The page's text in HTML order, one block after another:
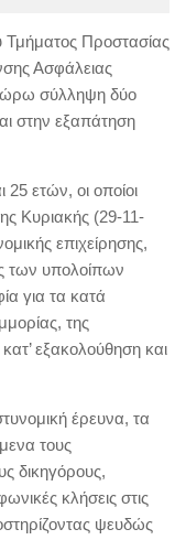
Τμήματος Προστασίας
Ασφάλειας
σύλληψη δύο
στην εξαπάτηση
25 ετών, οι οποίοι
Κυριακής (29-11-
επιχείρησης,
των υπολοίπων
για τα κατά
της
εξακολούθηση και
έρευνα, τα
τους
δικηγόρους,
κλήσεις στις
ψευδώς